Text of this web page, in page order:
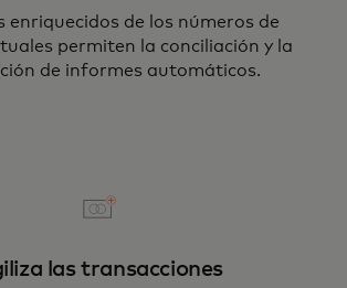
enriquecidos de los números de
permiten la conciliación y la
de informes automáticos.
las transacciones